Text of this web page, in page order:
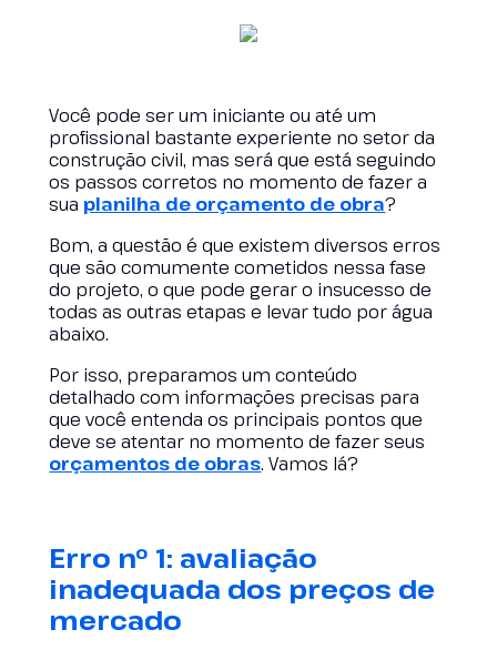
Você pode ser um iniciante ou até um
profissional bastante experiente no setor da
construção civil, mas será que está seguindo
os passos corretos no momento de fazer a
sua planilha de orçamento de obra?
Bom, a questão é que existem diversos erros
que são comumente cometidos nessa fase
do projeto, o que pode gerar o insucesso de
todas as outras etapas e levar tudo por água
abaixo.
Por isso, preparamos um conteúdo
detalhado com informações precisas para
que você entenda os principais pontos que
deve se atentar no momento de fazer seus
orçamentos de obras. Vamos lá?
Erro nº 1: avaliação
inadequada dos preços de
mercado